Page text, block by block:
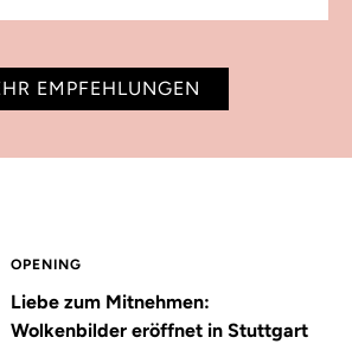
EMPFEHLUNGEN
OPENING
Liebe zum Mitnehmen:
Wolkenbilder eröffnet in Stuttgart